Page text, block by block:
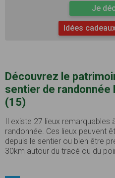
Je
Idées
Découvrez le
sentier de randonnée
(15)
Il existe 27 lieux remarquables
randonnée. Ces lieux peuvent
depuis le sentier ou bien être
30km autour du tracé ou du